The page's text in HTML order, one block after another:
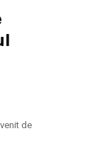
venit de